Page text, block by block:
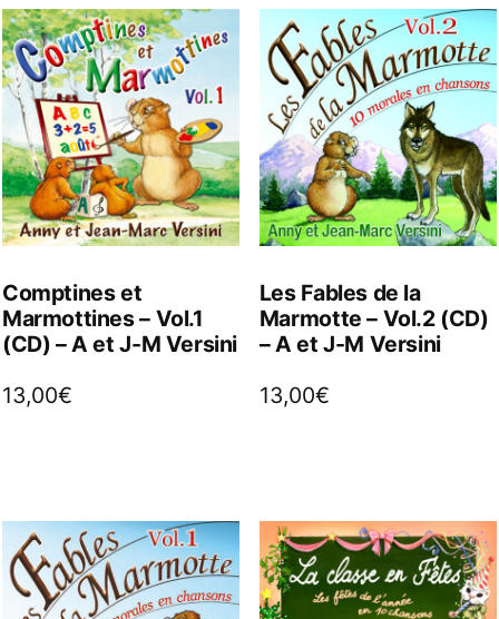
Comptines et
Marmottines – Vol.1
(CD) – A et J-M Versini
13,00€
Les Fables de la
Marmotte – Vol.2 (CD)
– A et J-M Versini
13,00€